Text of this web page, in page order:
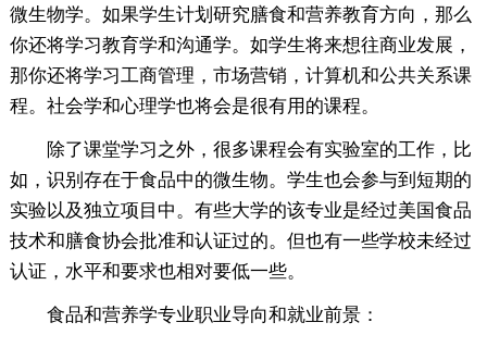
微生物学。如果学生计划研究膳食和营养教育方向，那么
你还将学习教育学和沟通学。如学生将来想往商业发展，
那你还将学习工商管理，市场营销，计算机和公共关系课
程。社会学和心理学也将会是很有用的课程。
除了课堂学习之外，很多课程会有实验室的工作，比
如，识别存在于食品中的微生物。学生也会参与到短期的
实验以及独立项目中。有些大学的该专业是经过美国食品
技术和膳食协会批准和认证过的。但也有一些学校未经过
认证，水平和要求也相对要低一些。
食品和营养学专业职业导向和就业前景：